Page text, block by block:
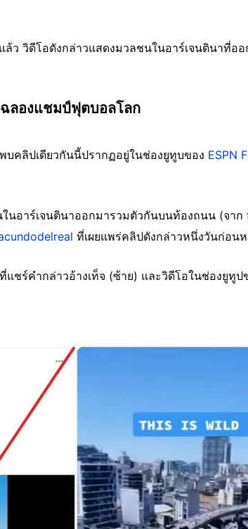
ล้ว วิดีโอดังกล่าวแสดงมวลชนในอาร์เจนตินาที่
ฉลองแชมป์ฟุตบอลโลก
คลิปเดียวกันนี้ปรากฏอยู่ในช่องยูทูบของ ESPN
นอาร์เจนตินาออกมารวมตัวกันบนท้องถนน (จาก
ที่เผยแพร่คลิปดังกล่าวหนึ่งวันก่อน
ชร์คำกล่าวอ้างเท็จ (ซ้าย) และวิดีโอในช่องยูทูป